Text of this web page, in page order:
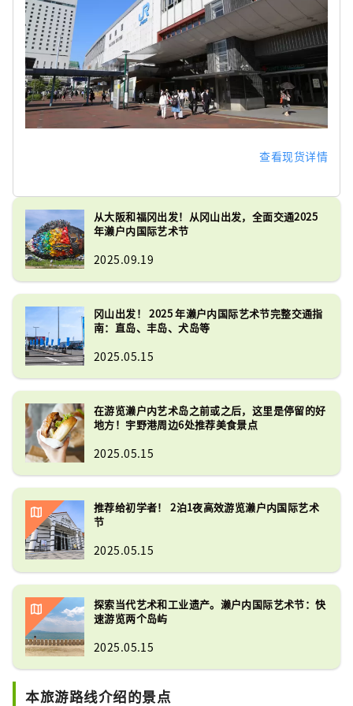
查看现货详情
从大阪和福冈出发！从冈山出发，全面交通2025
年濑户内国际艺术节
2025.09.19
冈山出发！ 2025 年濑户内国际艺术节完整交通指
南：直岛、丰岛、犬岛等
2025.05.15
在游览濑户内艺术岛之前或之后，这里是停留的好
地方！宇野港周边6处推荐美食景点
2025.05.15
推荐给初学者！ 2泊1夜高效游览濑户内国际艺术
节
2025.05.15
探索当代艺术和工业遗产。濑户内国际艺术节：快
速游览两个岛屿
2025.05.15
本旅游路线介绍的景点